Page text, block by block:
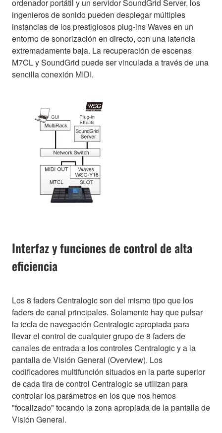
ordenador portátil y un servidor SoundGrid Server, los
ingenieros de sonido pueden desplegar múltiples
instancias de los prestigiosos plug-ins Waves en un
entorno de sonorización en directo, con una latencia
extremadamente baja. La recuperación de escenas
M7CL y SoundGrid puede ser vinculada a través de una
sencilla conexión MIDI.
Interfaz y funciones de control de alta
eficiencia
Los 8 faders Centralogic son del mismo tipo que los
faders de canal principales. Solamente hay que pulsar
la tecla de navegación Centralogic apropiada para
llevar el control de cualquier grupo de 8 faders de
canales de entrada a los controles Centralogic y a la
pantalla de Visión General (Overview). Los
codificadores multifunción situados en la parte superior
de cada tira de control Centralogic se utilizan para
controlar los parámetros en los que nos hemos
"focalizado" tocando la zona apropiada de la pantalla de
Visión General.